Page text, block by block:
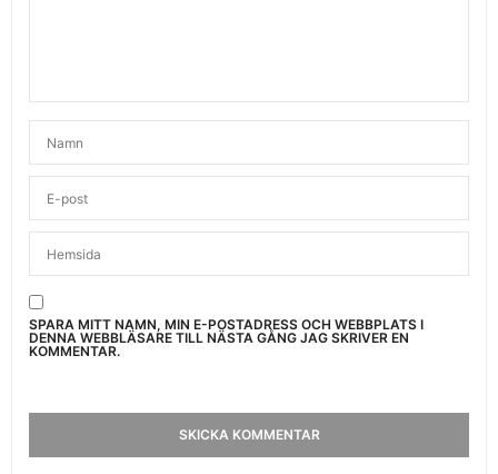
SPARA MITT NAMN, MIN E-POSTADRESS OCH WEBBPLATS I
DENNA WEBBLÄSARE TILL NÄSTA GÅNG JAG SKRIVER EN
KOMMENTAR.